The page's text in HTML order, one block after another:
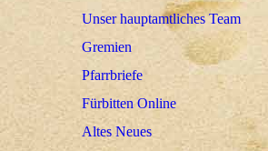
Unser hauptamtliches Team
Gremien
Pfarrbriefe
Fürbitten Online
Altes Neues